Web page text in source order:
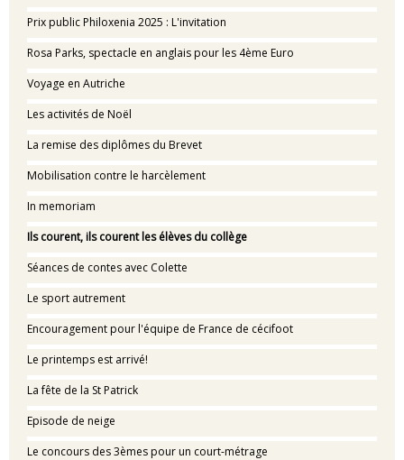
Prix public Philoxenia 2025 : L'invitation
Rosa Parks, spectacle en anglais pour les 4ème Euro
Voyage en Autriche
Les activités de Noël
La remise des diplômes du Brevet
Mobilisation contre le harcèlement
In memoriam
Ils courent, ils courent les élèves du collège
Séances de contes avec Colette
Le sport autrement
Encouragement pour l'équipe de France de cécifoot
Le printemps est arrivé!
La fête de la St Patrick
Episode de neige
Le concours des 3èmes pour un court-métrage